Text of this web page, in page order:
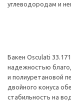
углеводородам и
Бакен Osculati
надежностью
и полиуретановой
двойного конуса
стабильность на